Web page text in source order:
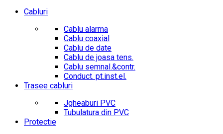
Cabluri
Cablu alarma
Cablu coaxial
Cablu de date
Cablu de joasa tens.
Cablu semnal.&contr.
Conduct. pt.inst.el.
Trasee cabluri
Jgheaburi PVC
Tubulatura din PVC
Protectie